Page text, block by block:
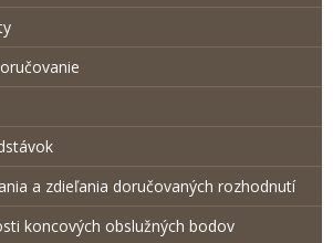
a zdieľania doručovaných rozhodnutí
koncových obslužných bodov